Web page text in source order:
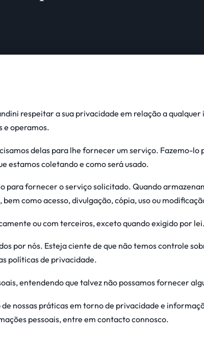
respeitar a sua privacidade em relação a qualquer
e operamos.
delas para lhe fornecer um serviço. Fazemo-lo
estamos coletando e como será usado.
para fornecer o serviço solicitado. Quando
como acesso, divulgação, cópia, uso ou
ou com terceiros, exceto quando exigido por lei.
por nós. Esteja ciente de que não temos controle
políticas de privacidade.
entendendo que talvez não possamos fornecer
nossas práticas em torno de privacidade e
pessoais, entre em contacto connosco.